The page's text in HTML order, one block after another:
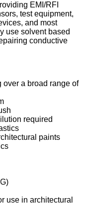
EMI/RFI
test equipment,
and most
use solvent based
conductive
over a broad range of
required
paints
use in architectural